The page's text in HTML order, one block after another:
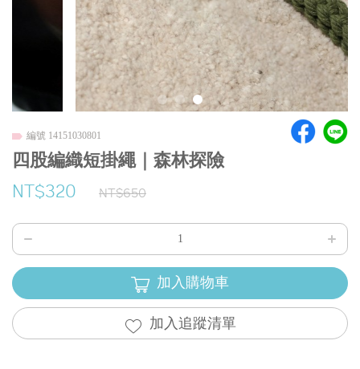
編號 14151030801
四股編織短掛繩｜森林探險
NT$320 NT$650
加入購物車
加入追蹤清單